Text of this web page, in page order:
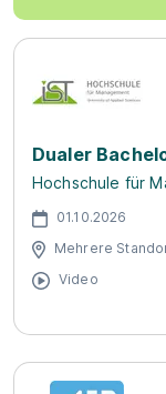
Dualer
Hochschule für
01.10.2026
Mehrere
Video